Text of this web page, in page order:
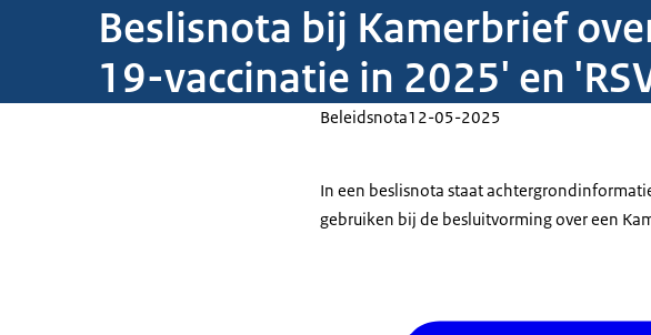
Beslisnota bij Kamerbrief
19-vaccinatie in 2025' en
Beleidsnota12-05-2025
In een beslisnota staat
gebruiken bij de besluitvorming over een